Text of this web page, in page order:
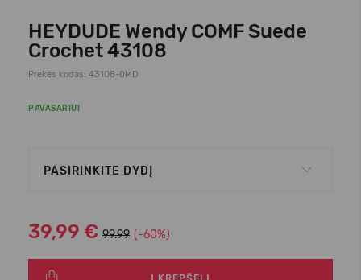
HEYDUDE Wendy COMF Suede
Crochet 43108
Prekės kodas: 43108-0MD
PAVASARIUI
PASIRINKITE DYDĮ
39,99 € 99.99 (-60%)